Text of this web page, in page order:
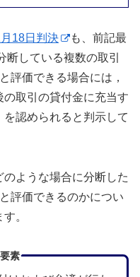
18日判決
も、前記最
している複数の取引
評価できる場合には，
取引の貸付金に充当す
認められると判示して
ような場合に分断した
評価できるのかについ
。
素